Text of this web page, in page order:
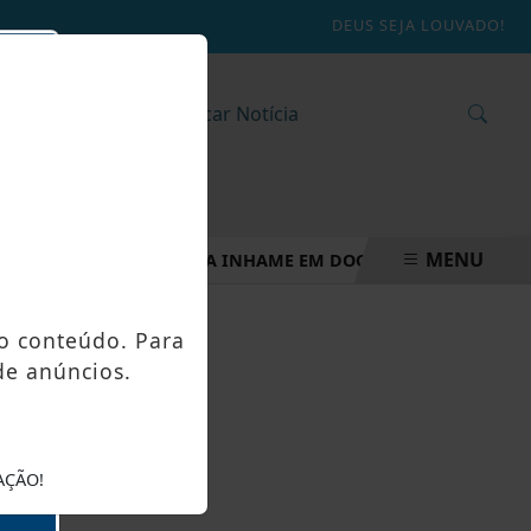
DEUS SEJA LOUVADO!
TRANSFORMA INHAME EM DOCES, PÃES E OUTRAS
MENU
conteúdo. Para
anúncios.